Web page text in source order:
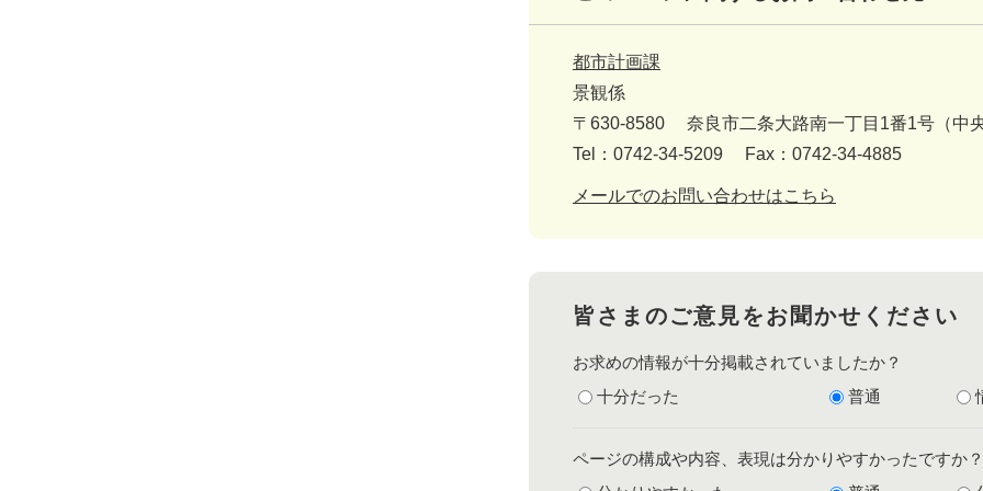
都市計画課
景観係
〒630-8580
奈良市二条大路南一丁目1番1号（中
Tel：0742-34-5209
Fax：0742-34-4885
メールでのお問い合わせはこちら
皆さまのご意見をお聞かせください
お求めの情報が十分掲載されていましたか？
十分だった
普通
ページの構成や内容、表現は分かりやすかったですか？